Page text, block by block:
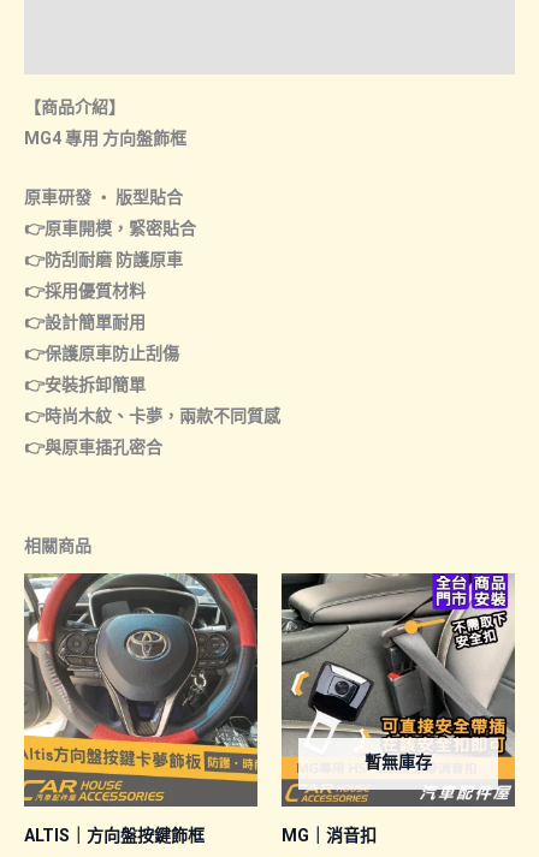
【商品介紹】
MG4 專用 方向盤飾框
原車研發 ‧ 版型貼合
👉原車開模，緊密貼合
👉防刮耐磨 防護原車
👉採用優質材料
👉設計簡單耐用
👉保護原車防止刮傷
👉安裝拆卸簡單
👉時尚木紋、卡夢，兩款不同質感
👉與原車插孔密合
相關商品
ALTIS｜方向盤按鍵飾框
暫無庫存
MG｜消音扣